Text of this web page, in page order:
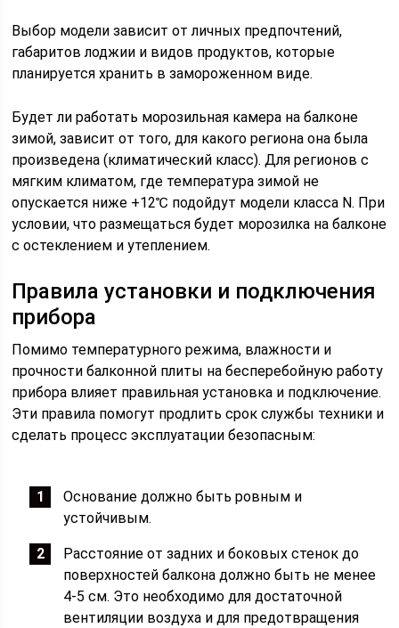
Выбор модели зависит от личных предпочтений,
габаритов лоджии и видов продуктов, которые
планируется хранить в замороженном виде.
Будет ли работать морозильная камера на балконе
зимой, зависит от того, для какого региона она была
произведена (климатический класс). Для регионов с
мягким климатом, где температура зимой не
опускается ниже +12℃ подойдут модели класса N. При
условии, что размещаться будет морозилка на балконе
с остеклением и утеплением.
Правила установки и подключения
прибора
Помимо температурного режима, влажности и
прочности балконной плиты на бесперебойную работу
прибора влияет правильная установка и подключение.
Эти правила помогут продлить срок службы техники и
сделать процесс эксплуатации безопасным:
Основание должно быть ровным и
устойчивым.
Расстояние от задних и боковых стенок до
поверхностей балкона должно быть не менее
4-5 см. Это необходимо для достаточной
вентиляции воздуха и для предотвращения